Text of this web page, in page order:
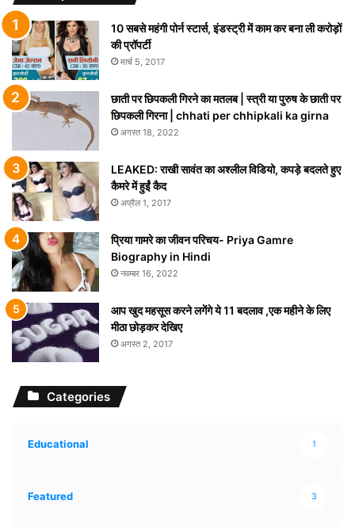
10 सबसे महंगी पोर्न स्टार्स, इंडस्ट्री में काम कर बना ली करोड़ों
की प्रॉपर्टी
मार्च 5, 2017
छाती पर छिपकली गिरने का मतलब | स्त्री या पुरुष के छाती पर
छिपकली गिरना | chhati per chhipkali ka girna
अगस्त 18, 2022
LEAKED: राखी सावंत का अश्लील विडियो, कपड़े बदलते हुए
कैमरे में हुईं कैद
अप्रैल 1, 2017
प्रिया गामरे का जीवन परिचय- Priya Gamre
Biography in Hindi
नवम्बर 16, 2022
आप खुद महसूस करने लगेंगे ये 11 बदलाव ,एक महीने के लिए
मीठा छोड़कर देखिए
अगस्त 2, 2017
Categories
Educational 1
Featured 3